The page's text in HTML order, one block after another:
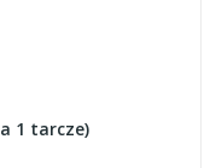
1 tarcze)